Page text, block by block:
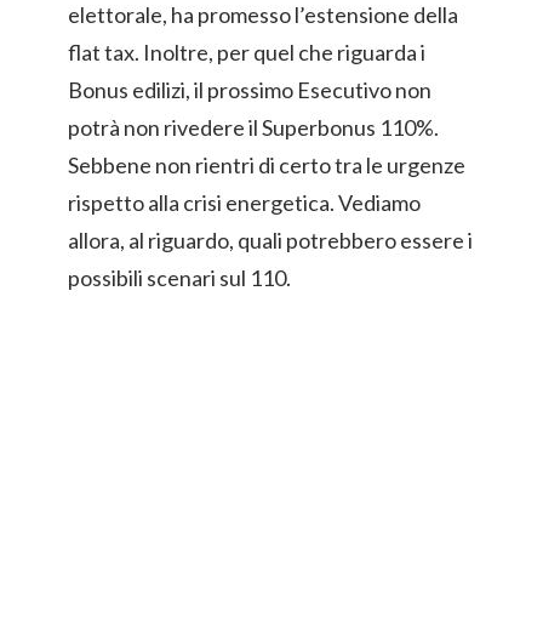
elettorale, ha promesso l’estensione della
flat tax. Inoltre, per quel che riguarda i
Bonus edilizi, il prossimo Esecutivo non
potrà non rivedere il Superbonus 110%.
Sebbene non rientri di certo tra le urgenze
rispetto alla crisi energetica. Vediamo
allora, al riguardo, quali potrebbero essere i
possibili scenari sul 110.